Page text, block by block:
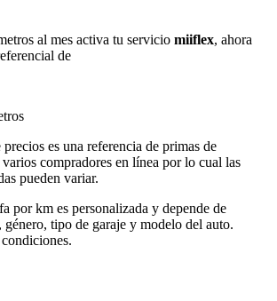
al mes activa tu servicio miiflex, ahora
de
es una referencia de primas de
compradores en línea por lo cual las
pueden variar.
por km es personalizada y depende de
género, tipo de garaje y modelo del auto.